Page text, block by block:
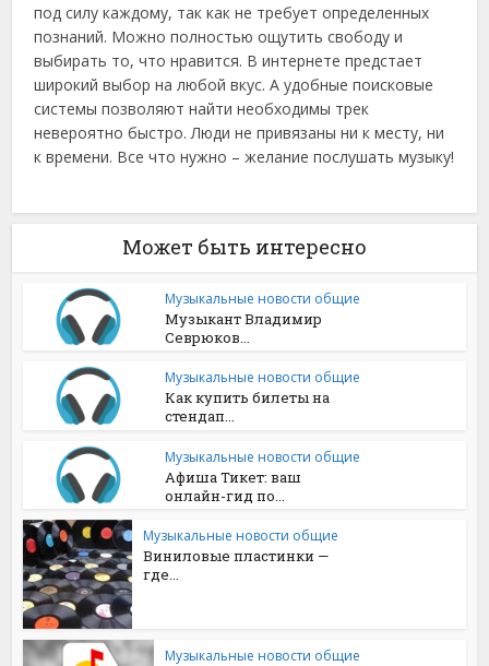
под силу каждому, так как не требует определенных
познаний. Можно полностью ощутить свободу и
выбирать то, что нравится. В интернете предстает
широкий выбор на любой вкус. А удобные поисковые
системы позволяют найти необходимы трек
невероятно быстро. Люди не привязаны ни к месту, ни
к времени. Все что нужно – желание послушать музыку!
Может быть интересно
Музыкальные новости общие
Музыкант Владимир
Севрюков...
Музыкальные новости общие
Как купить билеты на
стендап...
Музыкальные новости общие
Афиша Тикет: ваш
онлайн-гид по...
Музыкальные новости общие
Виниловые пластинки —
где...
Музыкальные новости общие